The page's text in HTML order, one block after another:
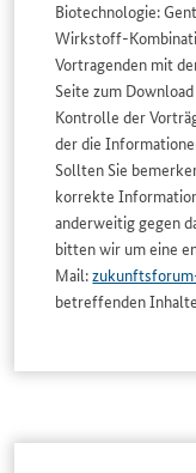
Biotechnologie:
Wirkstoff-
Vortragenden mit
Seite zum
Kontrolle der
der die
Sollten Sie
korrekte
anderweitig gegen
bitten wir um eine
Mail:
betreffenden